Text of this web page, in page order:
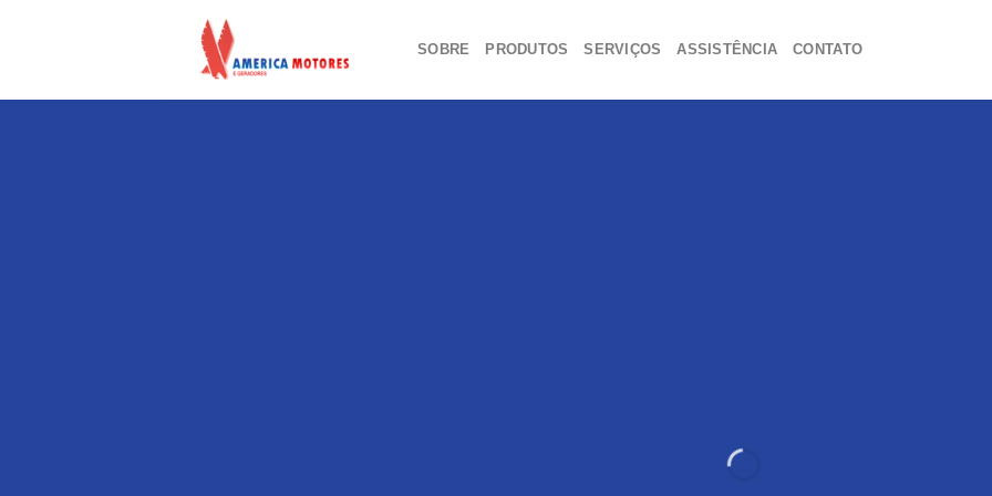
SOBRE PRODUTOS SERVIÇOS ASSISTÊNCIA CONTATO